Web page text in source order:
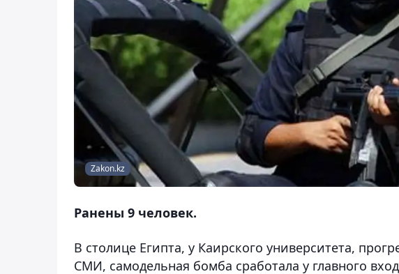
Zakon.kz
Ранены 9 человек.
В столице Египта, у Каирского университета,
СМИ, самодельная бомба сработала у главного